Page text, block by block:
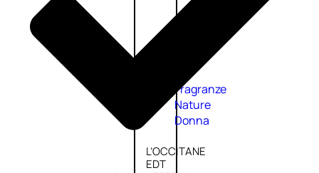
Fragranze
Nature
Donna
L’OCCITANE
EDT